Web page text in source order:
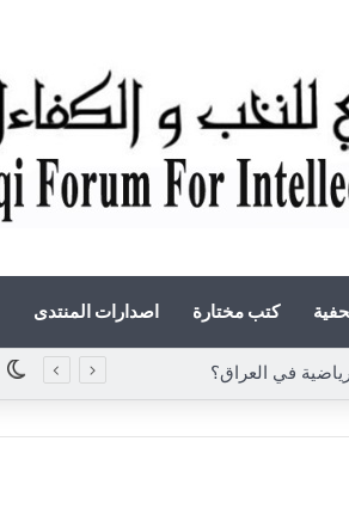
كتب مختارة اصدارات المنتدى
في العراق؟